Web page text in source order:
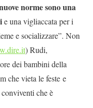
norme sono una
e una vigliaccata per i
e socializzare”. Non
) Rudi,
dei bambini della
che vieta le feste e
che è